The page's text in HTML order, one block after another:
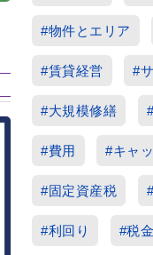
#物件とエリア
#賃貸経営 #
#大規模修繕
#費用 #キャ
#固定資産税
#利回り #税金